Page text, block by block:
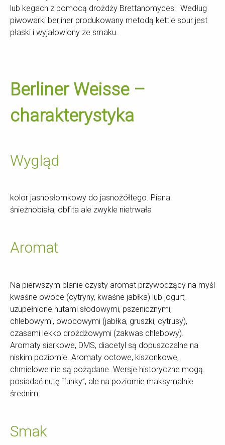
lub kegach z pomocą drożdży Brettanomyces. Według
piwowarki berliner produkowany metodą kettle sour jest
płaski i wyjałowiony ze smaku.
Berliner Weisse –
charakterystyka
Wygląd
kolor jasnosłomkowy do jasnożółtego. Piana
śnieżnobiała, obfita ale zwykle nietrwała
Aromat
Na pierwszym planie czysty aromat przywodzący na myśl
kwaśne owoce (cytryny, kwaśne jabłka) lub jogurt,
uzupełnione nutami słodowymi, pszenicznymi,
chlebowymi, owocowymi (jabłka, gruszki, cytrusy),
czasami lekko drożdżowymi (zakwas chlebowy).
Aromaty siarkowe, DMS, diacetyl są dopuszczalne na
niskim poziomie. Aromaty octowe, kiszonkowe,
chmielowe nie są pożądane. Wersje historyczne mogą
posiadać nutę “funky”, ale na poziomie maksymalnie
średnim.
Smak